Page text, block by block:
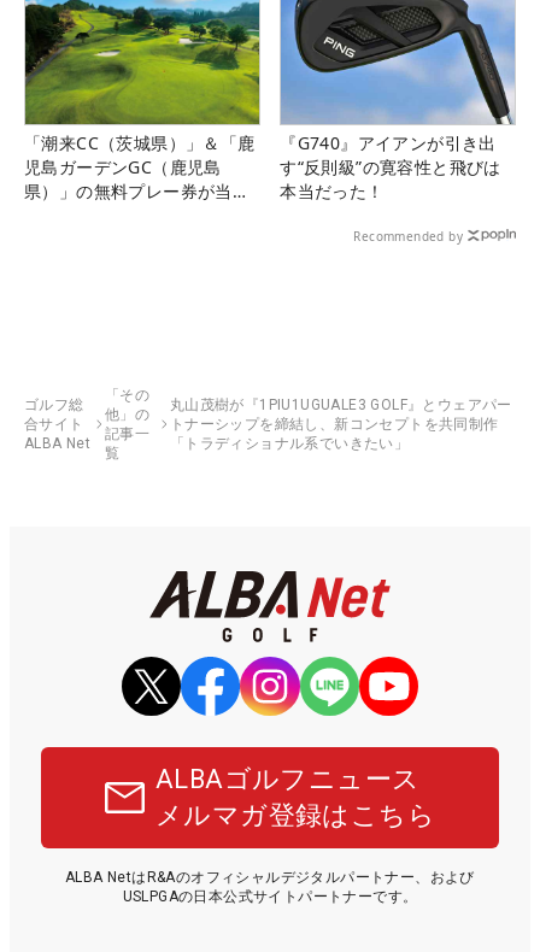
「潮来CC（茨城県）」＆「鹿
児島ガーデンGC（鹿児島
県）」の無料プレー券が当た
『G740』アイアンが引き出
す“反則級”の寛容性と飛びは
本当だった！
Recommended by
ゴルフ総
合サイト
ALBA Net
「その
他」の
記事一
覧
丸山茂樹が『1PIU1UGUALE3 GOLF』とウェアパー
トナーシップを締結し、新コンセプトを共同制作
「トラディショナル系でいきたい」
ALBAゴルフニュース
メルマガ登録はこちら
ALBA NetはR&Aのオフィシャルデジタルパートナー、および
USLPGAの日本公式サイトパートナーです。